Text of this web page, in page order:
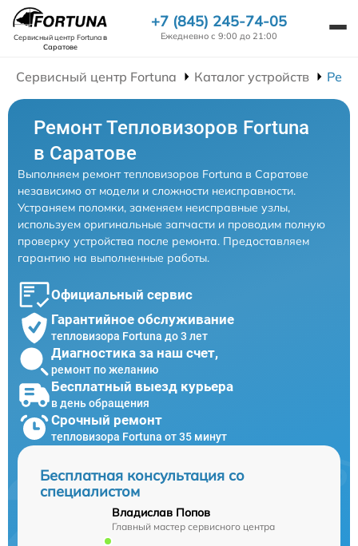
Сервисный центр Fortunaв
Саратове
+7 (845) 245-74-05
Ежедневно с 9:00 до 21:00
Сервисный центр Fortuna Каталог устройств
Ремонт Тепловизоров Fortuna
в Саратове
Выполняем ремонт тепловизоров Fortuna в Саратове
независимо от модели и сложности неисправности.
Устраняем поломки, заменяем неисправные узлы,
используем оригинальные запчасти и проводим полную
проверку устройства после ремонта. Предоставляем
гарантию на выполненные работы.
Официальный сервис
Гарантийное обслуживание
тепловизора Fortuna до 3 лет
Диагностика за наш счет,
ремонт по желанию
Бесплатный выезд курьера
в день обращения
Срочный ремонт
тепловизора Fortuna от 35 минут
Бесплатная консультация со
специалистом
Владислав Попов
Главный мастер сервисного центра